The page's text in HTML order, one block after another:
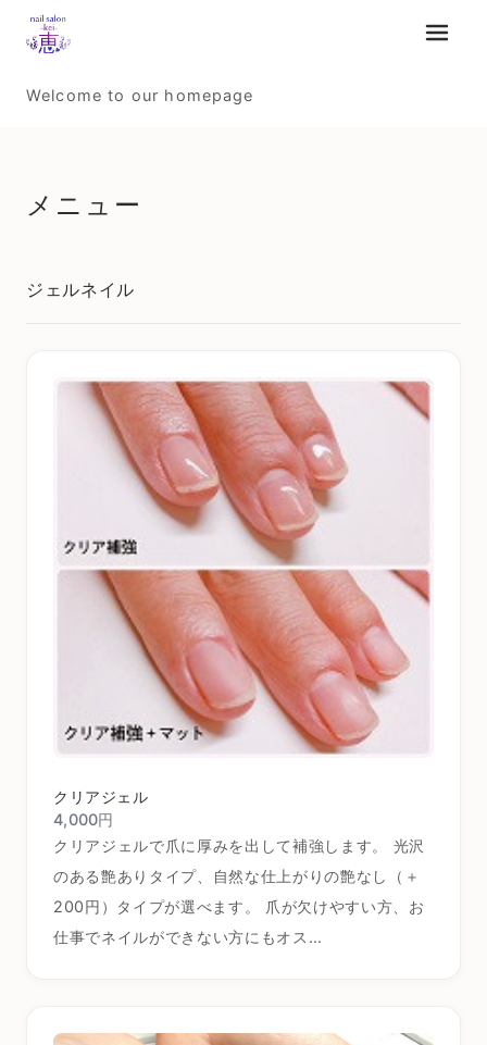
Welcome to our homepage
メニュ
メニュー
ジェルネイル
クリアジェル
4,000円
クリアジェルで爪に厚みを出して補強します。 光沢
のある艶ありタイプ、自然な仕上がりの艶なし（＋
200円）タイプが選べます。 爪が欠けやすい方、お
仕事でネイルができない方にもオス…